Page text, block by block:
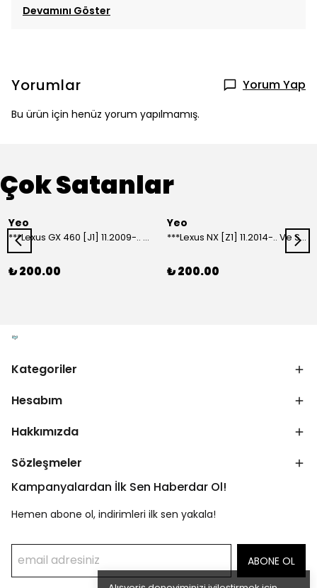
Devamını Göster
Yorumlar Yorum Yap
Bu ürün için henüz yorum yapılmamış.
Çok Satanlar
Yeo
***Lexus GX 460 [J1] 11.2009-.. Ve Sonrası Model Yılları İçin Uyumlu Yeo Arka Silecek
₺ 200.00
Yeo
***Lexus NX [Z1] 11.2014-.. Ve Sonrası Model Yılları İçin Uyumlu Yeo Arka Silecek
₺ 200.00
Kategoriler
Hesabım
Hakkımızda
Sözleşmeler
Kampanyalardan İlk Sen Haberdar Ol!
Hemen abone ol, indirimleri ilk sen yakala!
ABONE OL